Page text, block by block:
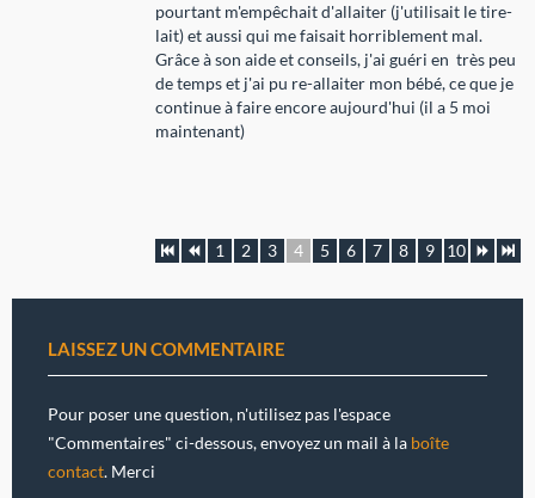
pourtant m'empêchait d'allaiter (j'utilisait le tire-
lait) et aussi qui me faisait horriblement mal.
Grâce à son aide et conseils, j'ai guéri en très peu
de temps et j'ai pu re-allaiter mon bébé, ce que je
continue à faire encore aujourd'hui (il a 5 moi
maintenant)
1 2 3 4 5 6 7 8 9 10
LAISSEZ UN COMMENTAIRE
Pour poser une question, n'utilisez pas l'espace
"Commentaires" ci-dessous, envoyez un mail à la boîte
contact. Merci